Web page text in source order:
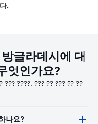
.
글라데시에 대
엇인가요?
??? ????. ??? ?? ??? ?? ??
나요?